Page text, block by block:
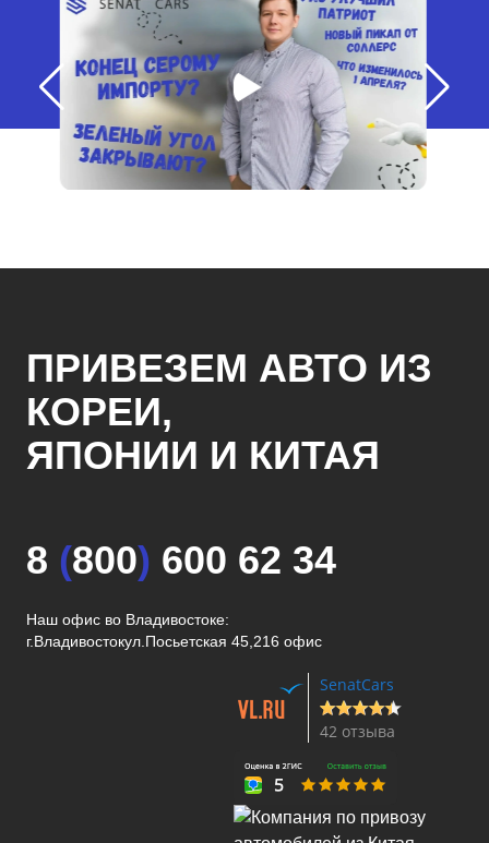
ПРИВЕЗЕМ АВТО ИЗ
КОРЕИ,
ЯПОНИИ И КИТАЯ
8 (800) 600 62 34
Наш офис во Владивостоке:
г.Владивостокул.Посьетская 45,216 офис
SenatCars
42 отзыва